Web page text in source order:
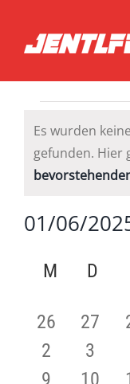
springen
Hinweis
Es wurden
gefunden. Hier
01/06/
wählen.
Kalender
M MONTAG
D
0
26
0
27
0
2
0
3
0
9
0
10